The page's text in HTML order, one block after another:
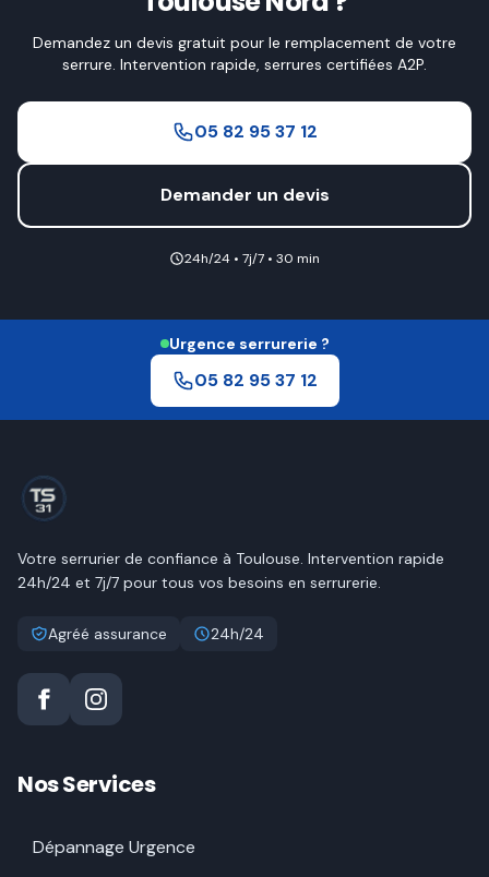
Demandez un devis gratuit pour le remplacement de votre
serrure. Intervention rapide, serrures certifiées A2P.
05 82 95 37 12
Demander un devis
24h/24 • 7j/7 • 30 min
Urgence serrurerie ?
05 82 95 37 12
Votre serrurier de confiance à Toulouse. Intervention rapide
24h/24 et 7j/7 pour tous vos besoins en serrurerie.
Agréé assurance 24h/24
Nos Services
Dépannage Urgence